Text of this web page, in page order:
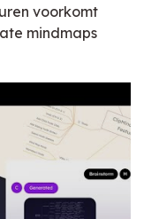
voorkomt
mindmaps